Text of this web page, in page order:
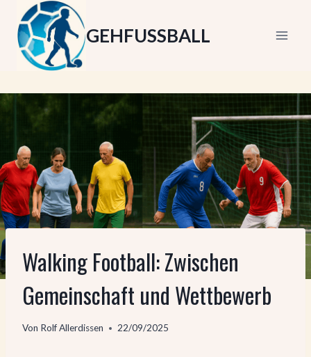
Inhalt
springen
GEHFUSSBALL
Walking Football: Zwischen
Gemeinschaft und Wettbewerb
Von Rolf Allerdissen 22/09/2025